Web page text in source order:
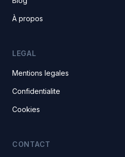
À propos
LEGAL
Mentions legales
Confidentialite
Cookies
CONTACT